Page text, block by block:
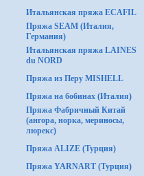
Итальянская пряжа ECAFIL
Пряжа SEAM (Италия,
Германия)
Итальянская пряжа LAINES
du NORD
Пряжа из Перу MISHELL
Пряжа на бобинах (Италия)
Пряжа Фабричный Китай
(ангора, норка, мериносы,
люрекс)
Пряжа ALIZE (Турция)
Пряжа YARNART (Турция)